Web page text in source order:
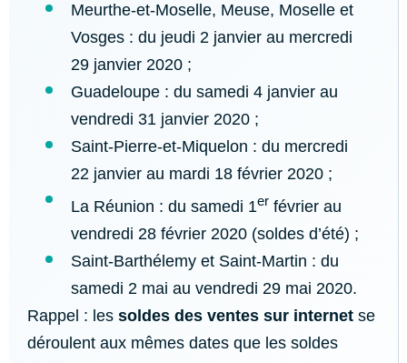
Meurthe-et-Moselle, Meuse, Moselle et
Vosges : du jeudi 2 janvier au mercredi
29 janvier 2020 ;
Guadeloupe : du samedi 4 janvier au
vendredi 31 janvier 2020 ;
Saint-Pierre-et-Miquelon : du mercredi
22 janvier au mardi 18 février 2020 ;
La Réunion : du samedi 1er février au
vendredi 28 février 2020 (soldes d’été) ;
Saint-Barthélemy et Saint-Martin : du
samedi 2 mai au vendredi 29 mai 2020.
Rappel : les soldes des ventes sur internet se
déroulent aux mêmes dates que les soldes